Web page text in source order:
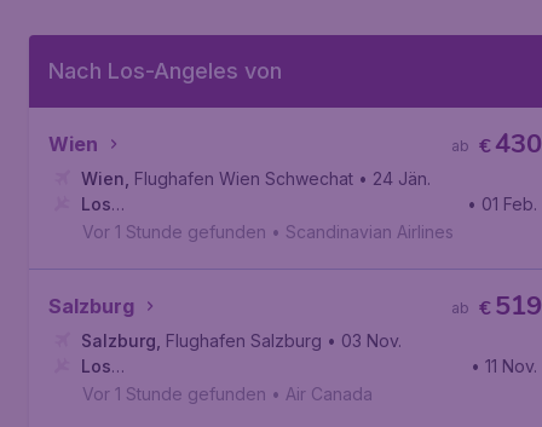
Nach Los-Angeles von
Wien €430
ab
Wien Flughafen Wien Schwechat • 24 Jän.
Los
Angeles, Internationaler Flughafen Los Angeles
• 01 Feb.
Vor 1 Stunde gefunden • Scandinavian Airlines
Salzburg €519
ab
Salzburg Flughafen Salzburg • 03 Nov.
Los
Angeles, Internationaler Flughafen Los Angeles
• 11 Nov.
Vor 1 Stunde gefunden • Air Canada